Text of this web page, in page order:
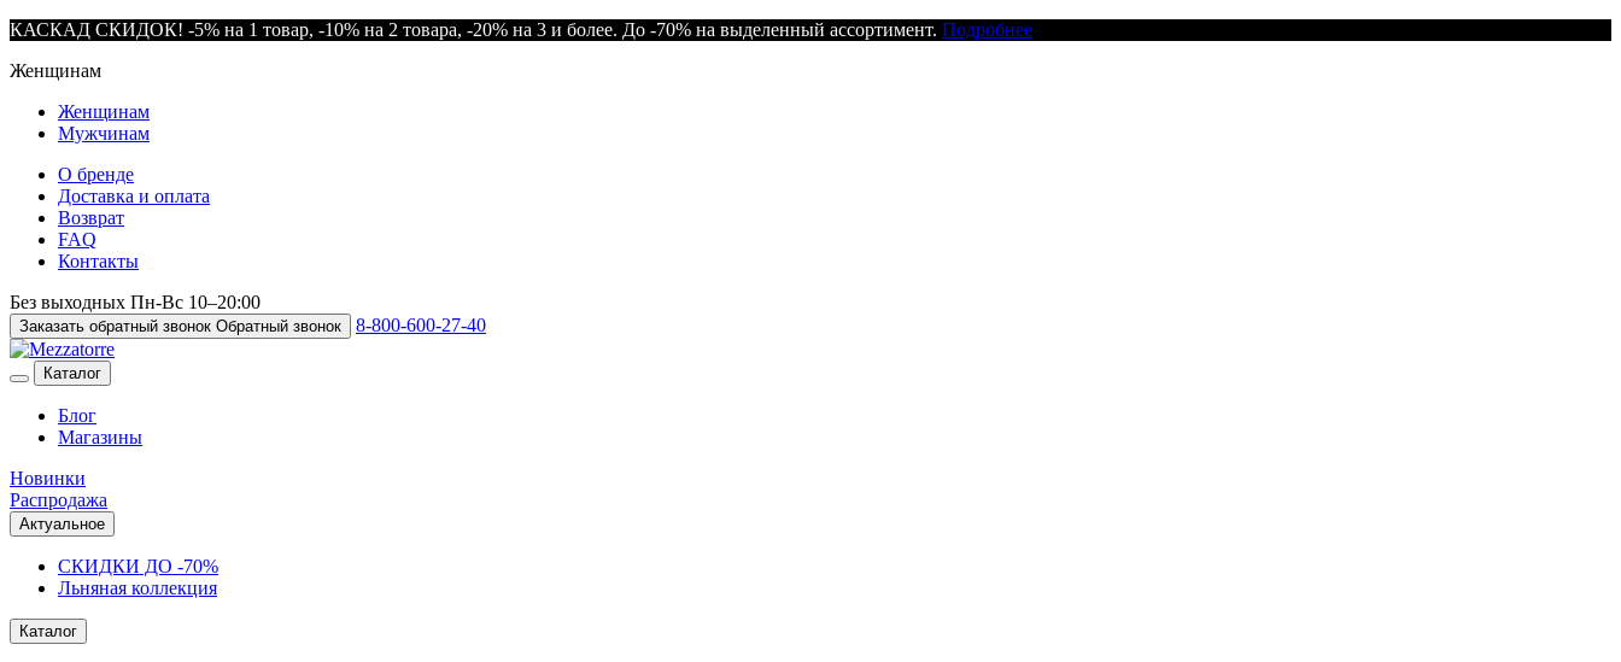
КАСКАД СКИДОК! -5% на 1 товар, -10% на 2 товара, -20% на 3 и более. До -70% на выделенный ассортимент. Подробнее
Женщинам
Женщинам
Мужчинам
О бренде
Доставка и оплата
Возврат
FAQ
Контакты
Без выходных Пн-Вс 10–20:00
Заказать обратный звонок Обратный звонок 8-800-600-27-40
Каталог
Блог
Магазины
Новинки
Распродажа
Актуальное
СКИДКИ ДО -70%
Льняная коллекция
Каталог